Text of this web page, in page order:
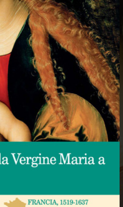
Sei il proprietario di questo sito web?